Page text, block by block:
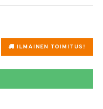
ILMAINEN TOIMITUS!